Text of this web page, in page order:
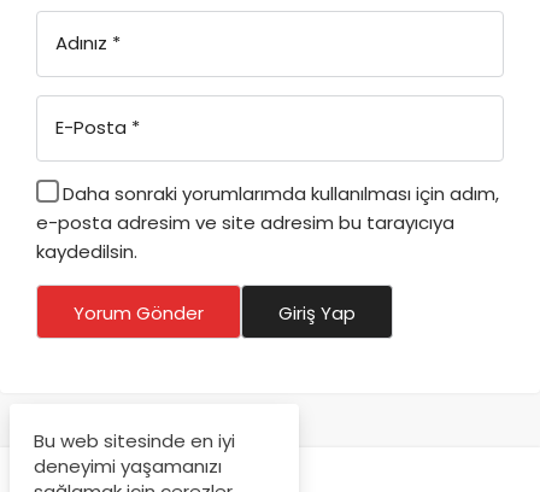
Adınız *
E-Posta *
Daha sonraki yorumlarımda kullanılması için adım,
e-posta adresim ve site adresim bu tarayıcıya
kaydedilsin.
Yorum Gönder Giriş Yap
Bu web sitesinde en iyi
deneyimi yaşamanızı